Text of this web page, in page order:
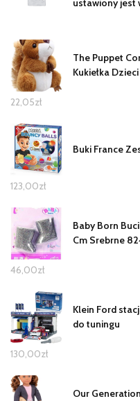
ustawiony jest
The Puppet
Kukiełka
22,05zł
Buki France
123,00zł
Baby Born
Cm Srebrne
46,00zł
Klein Ford
do tuningu
130,00zł
Our